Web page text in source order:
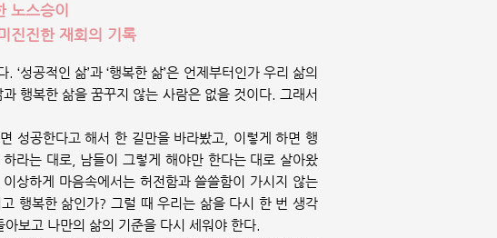
노스승이
진진한 재회의 기록
‘성공적인 삶’과 ‘행복한 삶’은 언제부터인가 우리 삶의
행복한 삶을 꿈꾸지 않는 사람은 없을 것이다. 그래서
성공한다고 해서 한 길만을 바라봤고, 이렇게 하면 행
라는 대로, 남들이 그렇게 해야만 한다는 대로 살아왔
상하게 마음속에서는 허전함과 쓸쓸함이 가시지 않는
행복한 삶인가? 그럴 때 우리는 삶을 다시 한 번 생각
보고 나만의 삶의 기준을 다시 세워야 한다.